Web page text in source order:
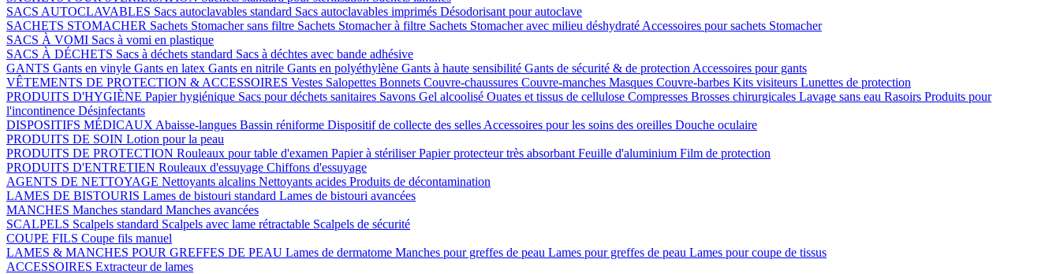
SACS AUTOCLAVABLES Sacs autoclavables standard Sacs autoclavables imprimés Désodorisant pour autoclave
SACHETS STOMACHER Sachets Stomacher sans filtre Sachets Stomacher à filtre Sachets Stomacher avec milieu déshydraté Accessoires pour sachets Stomacher
SACS À VOMI Sacs à vomi en plastique
SACS À DÉCHETS Sacs à déchets standard Sacs à déchtes avec bande adhésive
GANTS Gants en vinyle Gants en latex Gants en nitrile Gants en polyéthylène Gants à haute sensibilité Gants de sécurité & de protection Accessoires pour gants
VÊTEMENTS DE PROTECTION & ACCESSOIRES Vestes Salopettes Bonnets Couvre-chaussures Couvre-manches Masques Couvre-barbes Kits visiteurs Lunettes de protection
PRODUITS D'HYGIÈNE Papier hygiénique Sacs pour déchets sanitaires Savons Gel alcoolisé Ouates et tissus de cellulose Compresses Brosses chirurgicales Lavage sans eau Rasoirs Produits pour
l'incontinence Désinfectants
DISPOSITIFS MÉDICAUX Abaisse-langues Bassin réniforme Dispositif de collecte des selles Accessoires pour les soins des oreilles Douche oculaire
PRODUITS DE SOIN Lotion pour la peau
PRODUITS DE PROTECTION Rouleaux pour table d'examen Papier à stériliserPapier protecteur très absorbant Feuille d'aluminium Film de protection
PRODUITS D'ENTRETIEN Rouleaux d'essuyage Chiffons d'essuyage
AGENTS DE NETTOYAGE Nettoyants alcalins Nettoyants acides Produits de décontamination
LAMES DE BISTOURIS Lames de bistouri standard Lames de bistouri avancées
MANCHES Manches standard Manches avancées
SCALPELS Scalpels standard Scalpels avec lame rétractable Scalpels de sécurité
COUPE FILS Coupe fils manuel
LAMES & MANCHES POUR GREFFES DE PEAU Lames de dermatome Manches pour greffes de peau Lames pour greffes de peau Lames pour coupe de tissus
ACCESSOIRES Extracteur de lames